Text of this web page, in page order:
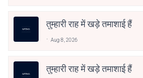
तुम्हारी राह में खड़े तमाशाई हैं
Aug 8, 2026
तुम्हारी राह में खड़े तमाशाई हैं